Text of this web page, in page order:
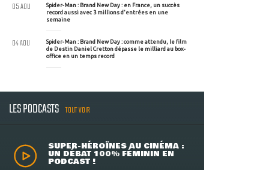
Spider-Man : Brand New Day : en France, un succès
record aussi avec 3 millions d'entrées en une
semaine
05 AOU
Spider-Man : Brand New Day : comme attendu, le film
de Destin Daniel Cretton dépasse le milliard au box-
office en un temps record
04 AOU
LES PODCASTS TOUT VOIR
SUPER-HÉROÏNES AU CINÉMA :
UN DÉBAT 100% FÉMININ EN
PODCAST !